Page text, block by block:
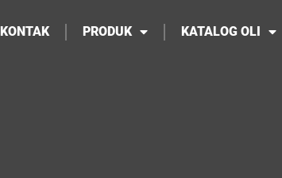
KONTAK PRODUK KATALOG OLI